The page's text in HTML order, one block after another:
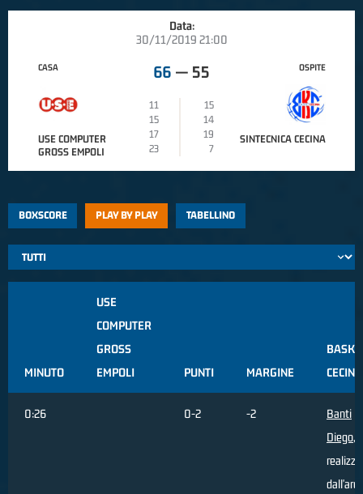
Data:
30/11/2019 21:00
CASA
USE COMPUTER
GROSS EMPOLI
66 — 55
11
15
15
14
17
19
23
7
OSPITE
SINTECNICA CECINA
BOXSCORE PLAY BY PLAY TABELLINO
MINUTO
USE
COMPUTER
GROSS
EMPOLI
PUNTI MARGINE
CECINA
0:26 0-2 -2
Banti
Diego,